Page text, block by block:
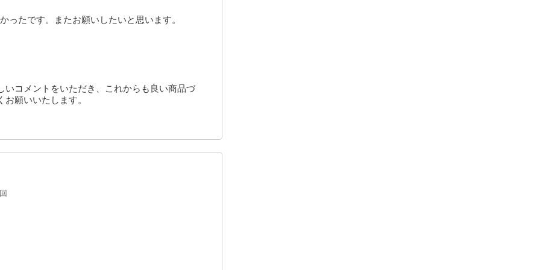
ったです。またお願いしたいと思います。
コメントをいただき、これからも良い商品づ
願いいたします。